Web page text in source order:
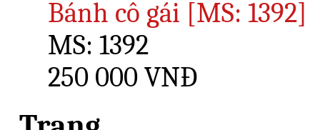
Bánh cô gái [MS: 1392]
MS: 1392
250 000 VNĐ